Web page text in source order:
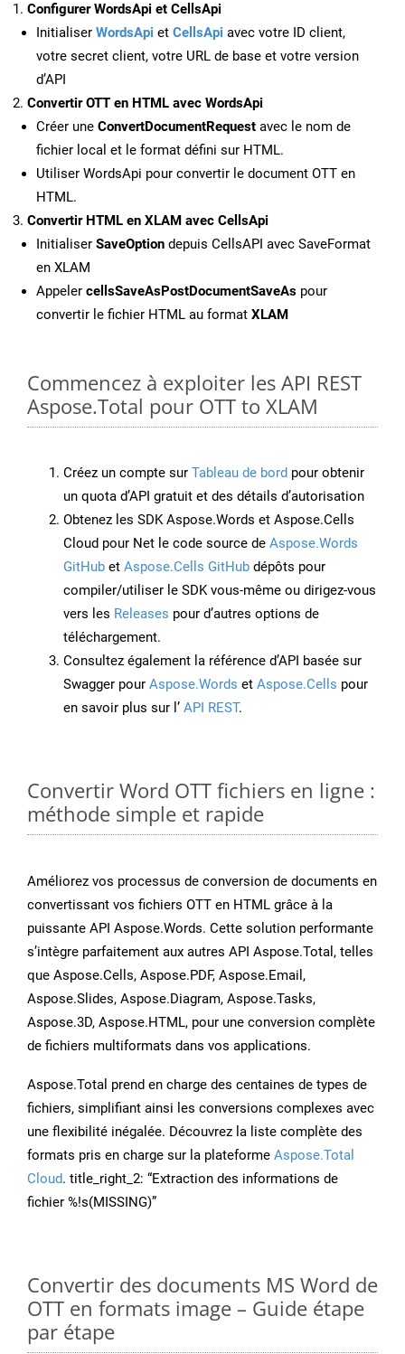
Configurer WordsApi et CellsApi
Initialiser WordsApi et CellsApi avec votre ID client,
votre secret client, votre URL de base et votre version
d’API
Convertir OTT en HTML avec WordsApi
Créer une ConvertDocumentRequest avec le nom de
fichier local et le format défini sur HTML.
Utiliser WordsApi pour convertir le document OTT en
HTML.
Convertir HTML en XLAM avec CellsApi
Initialiser SaveOption depuis CellsAPI avec SaveFormat
en XLAM
Appeler cellsSaveAsPostDocumentSaveAs pour
convertir le fichier HTML au format XLAM
Commencez à exploiter les API REST
Aspose.Total pour OTT to XLAM
Créez un compte sur Tableau de bord pour obtenir
un quota d’API gratuit et des détails d’autorisation
Obtenez les SDK Aspose.Words et Aspose.Cells
Cloud pour Net le code source de Aspose.Words
GitHub et Aspose.Cells GitHub dépôts pour
compiler/utiliser le SDK vous-même ou dirigez-vous
vers les Releases pour d’autres options de
téléchargement.
Consultez également la référence d’API basée sur
Swagger pour Aspose.Words et Aspose.Cells pour
en savoir plus sur l’ API REST.
Convertir Word OTT fichiers en ligne :
méthode simple et rapide
Améliorez vos processus de conversion de documents en
convertissant vos fichiers OTT en HTML grâce à la
puissante API Aspose.Words. Cette solution performante
s’intègre parfaitement aux autres API Aspose.Total, telles
que Aspose.Cells, Aspose.PDF, Aspose.Email,
Aspose.Slides, Aspose.Diagram, Aspose.Tasks,
Aspose.3D, Aspose.HTML, pour une conversion complète
de fichiers multiformats dans vos applications.
Aspose.Total prend en charge des centaines de types de
fichiers, simplifiant ainsi les conversions complexes avec
une flexibilité inégalée. Découvrez la liste complète des
formats pris en charge sur la plateforme Aspose.Total
Cloud. title_right_2: “Extraction des informations de
fichier %!s(MISSING)”
Convertir des documents MS Word de
OTT en formats image – Guide étape
par étape